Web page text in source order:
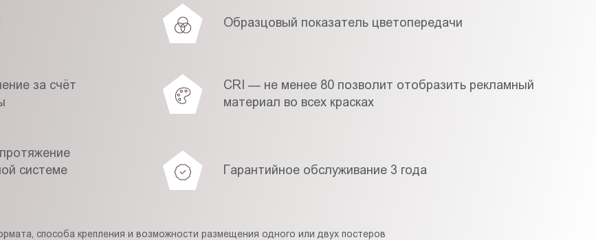
Образцовый показатель цветопередачи
за счёт
CRI — не менее 80 позволит отобразить рекламный
материал во всех красках
системе
Гарантийное обслуживание 3 года
способа крепления и возможности размещения одного или двух постеров